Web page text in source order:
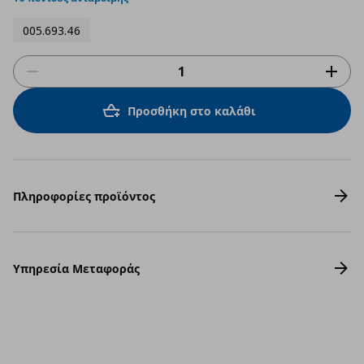
005.693.46
Προσθήκη στο καλάθι
Πληροφορίες προϊόντος
Υπηρεσία Μεταφοράς